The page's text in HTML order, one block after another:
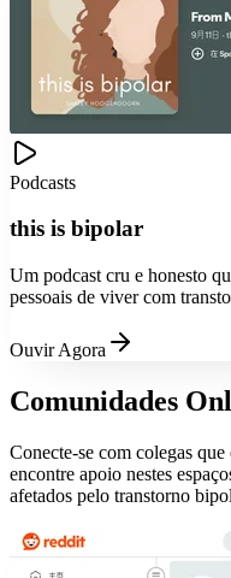
Podcasts
this is bipolar
Um podcast cru e honesto
pessoais de viver com
Ouvir Agora
Comunidades
Conecte-se com colegas
encontre apoio nestes
afetados pelo transtorno